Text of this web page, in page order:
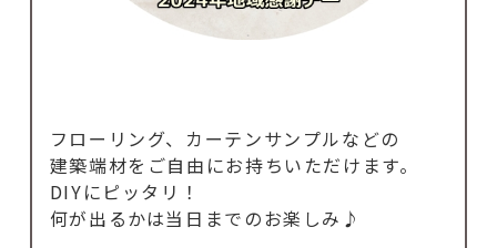
フローリング、カーテンサンプルなどの
建築端材をご自由にお持ちいただけます。
DIYにピッタリ！
何が出るかは当日までのお楽しみ♪